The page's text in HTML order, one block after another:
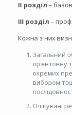
ІІ розділ –
ІІІ розділ –
Кожна з них
Загальний
орієнтовну
окремих
вибором
Очікувані